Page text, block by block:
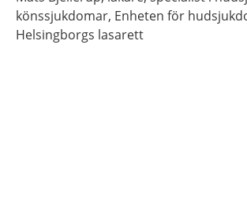
könssjukdomar, Enheten för
Helsingborgs lasarett